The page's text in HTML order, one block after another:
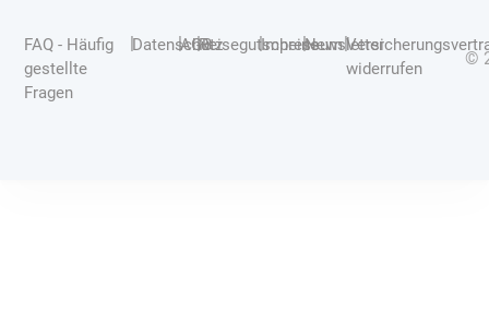
FAQ - Häufig
gestellte
Fragen
|Datenschutz
|AGB
|Reisegutscheine
|Impressum
|Newsletter
|
widerrufen
©